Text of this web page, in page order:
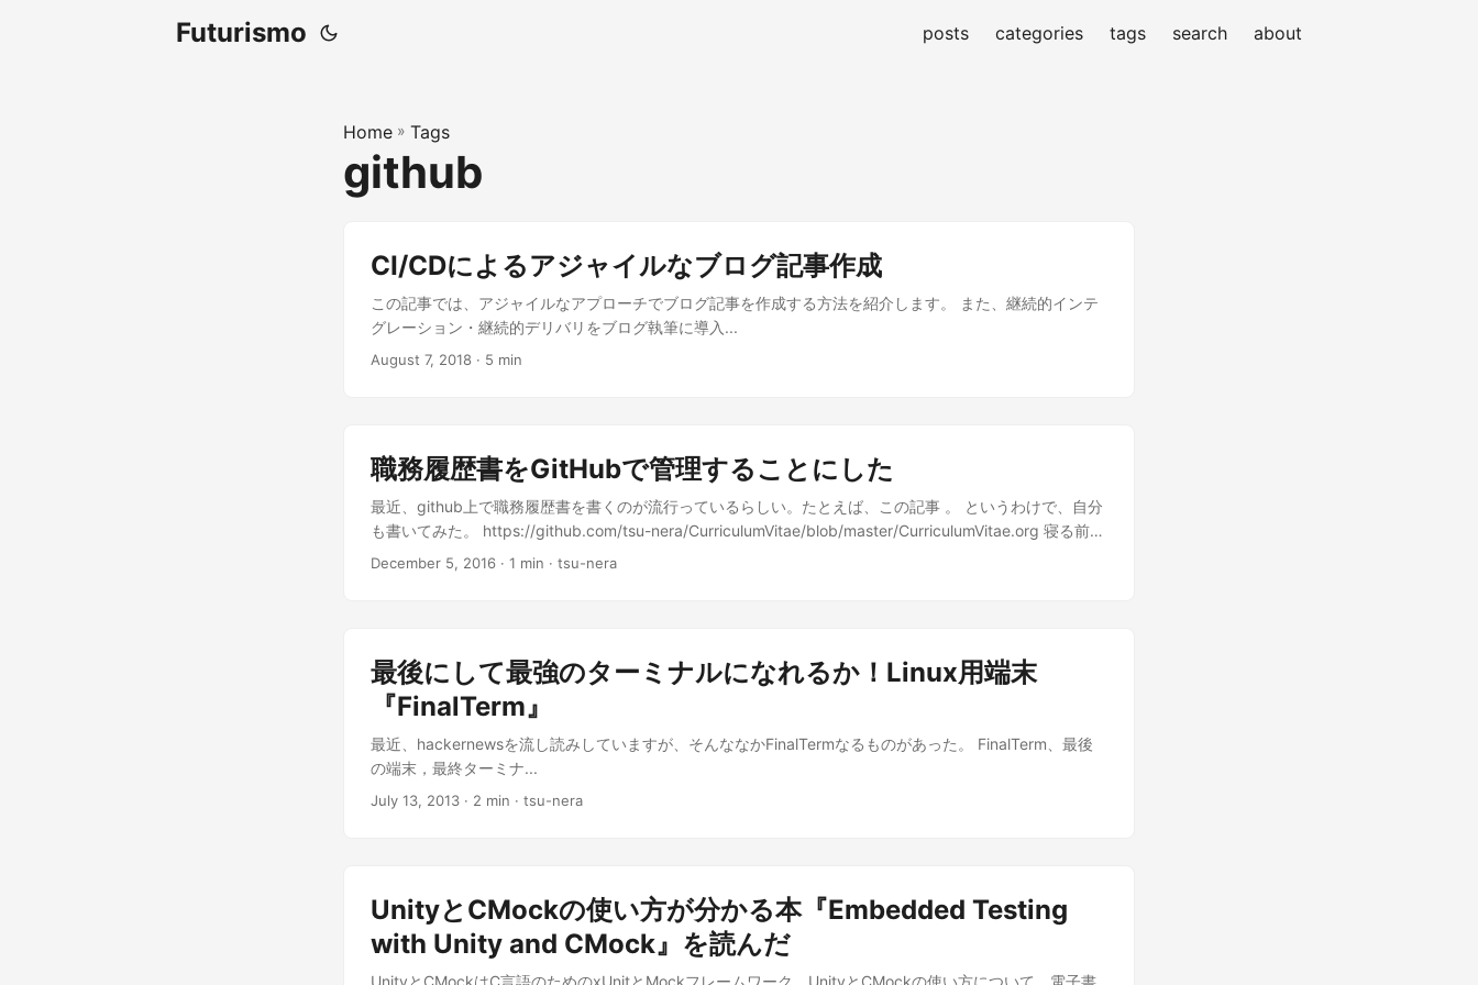
Futurismo posts categories tags search about
Home » Tags
github
CI/CDによるアジャイルなブログ記事作成
この記事では、アジャイルなアプローチでブログ記事を作成する方法を紹介します。 また、継続的インテ
グレーション・継続的デリバリをブログ執筆に導入...
August 7, 2018 · 5 min
職務履歴書をGitHubで管理することにした
最近、github上で職務履歴書を書くのが流行っているらしい。たとえば、この記事 。 というわけで、自分
も書いてみた。 https://github.com/tsu-nera/CurriculumVitae/blob/master/CurriculumVitae.org 寝る前に
ふと思いついて書...
December 5, 2016 · 1 min · tsu-nera
最後にして最強のターミナルになれるか！Linux用端末
『FinalTerm』
最近、hackernewsを流し読みしていますが、そんななかFinalTermなるものがあった。 FinalTerm、最後
の端末，最終ターミナ...
July 13, 2013 · 2 min · tsu-nera
UnityとCMockの使い方が分かる本『Embedded Testing
with Unity and CMock』を読んだ
UnityとCMockはC言語のためのxUnitとMockフレームワーク。UnityとCMockの使い方について、電子書